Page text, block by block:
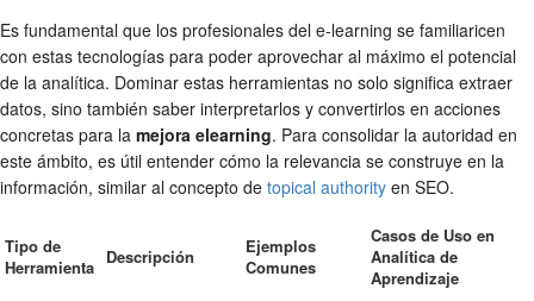
Es fundamental que los profesionales del e-learning se familiaricen
con estas tecnologías para poder aprovechar al máximo el potencial
de la analítica. Dominar estas herramientas no solo significa extraer
datos, sino también saber interpretarlos y convertirlos en acciones
concretas para la mejora elearning. Para consolidar la autoridad en
este ámbito, es útil entender cómo la relevancia se construye en la
información, similar al concepto de topical authority en SEO.
Tipo de
Herramienta Descripción
Ejemplos
Comunes
Casos de Uso en
Analítica de
Aprendizaje